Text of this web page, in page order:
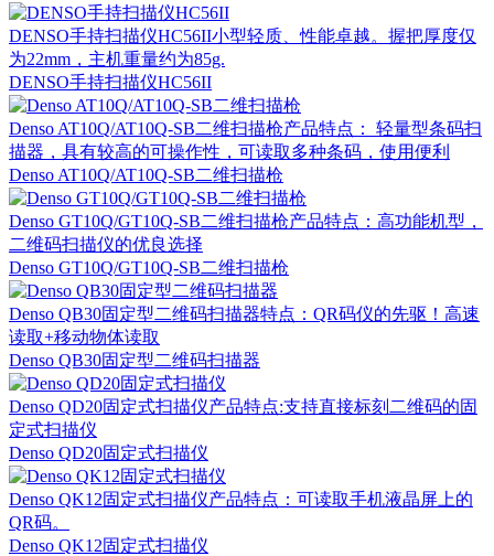
DENSO手持扫描仪HC56II小型轻质、性能卓越。握把厚度仅
为22mm，主机重量约为85g.
DENSO手持扫描仪HC56II
Denso AT10Q/AT10Q-SB二维扫描枪产品特点： 轻量型条码扫
描器，具有较高的可操作性，可读取多种条码，使用便利
Denso AT10Q/AT10Q-SB二维扫描枪
Denso GT10Q/GT10Q-SB二维扫描枪产品特点：高功能机型，
二维码扫描仪的优良选择
Denso GT10Q/GT10Q-SB二维扫描枪
Denso QB30固定型二维码扫描器特点：QR码仪的先驱！高速
读取+移动物体读取
Denso QB30固定型二维码扫描器
Denso QD20固定式扫描仪产品特点:支持直接标刻二维码的固
定式扫描仪
Denso QD20固定式扫描仪
Denso QK12固定式扫描仪产品特点：可读取手机液晶屏上的
QR码。
Denso QK12固定式扫描仪